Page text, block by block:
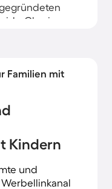
Chorin,
Familien mit
Kindern
und